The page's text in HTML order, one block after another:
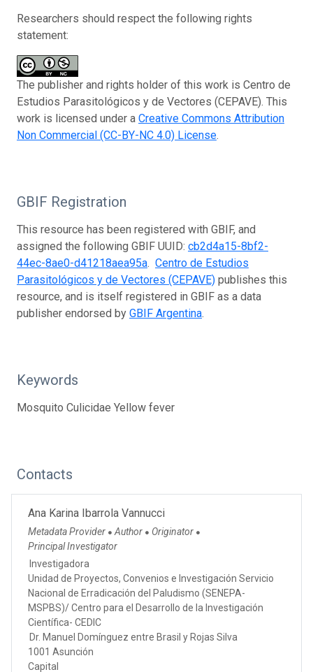
Researchers should respect the following rights
statement:
The publisher and rights holder of this work is Centro de
Estudios Parasitológicos y de Vectores (CEPAVE). This
work is licensed under a Creative Commons Attribution
Non Commercial (CC-BY-NC 4.0) License.
GBIF Registration
This resource has been registered with GBIF, and
assigned the following GBIF UUID: cb2d4a15-8bf2-
44ec-8ae0-d41218aea95a. Centro de Estudios
Parasitológicos y de Vectores (CEPAVE) publishes this
resource, and is itself registered in GBIF as a data
publisher endorsed by GBIF Argentina.
Keywords
Mosquito Culicidae Yellow fever
Contacts
Ana Karina Ibarrola Vannucci
Metadata Provider ● Author ● Originator ●
Principal Investigator
Investigadora
Unidad de Proyectos, Convenios e Investigación Servicio
Nacional de Erradicación del Paludismo (SENEPA-
MSPBS)/ Centro para el Desarrollo de la Investigación
Científica- CEDIC
Dr. Manuel Domínguez entre Brasil y Rojas Silva
1001 Asunción
Capital